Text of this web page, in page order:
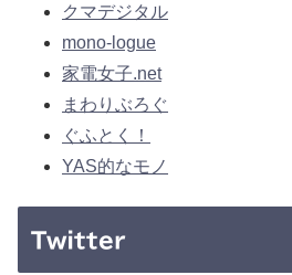
クマデジタル
mono-logue
家電女子.net
まわりぶろぐ
ぐふとく！
YAS的なモノ
Twitter